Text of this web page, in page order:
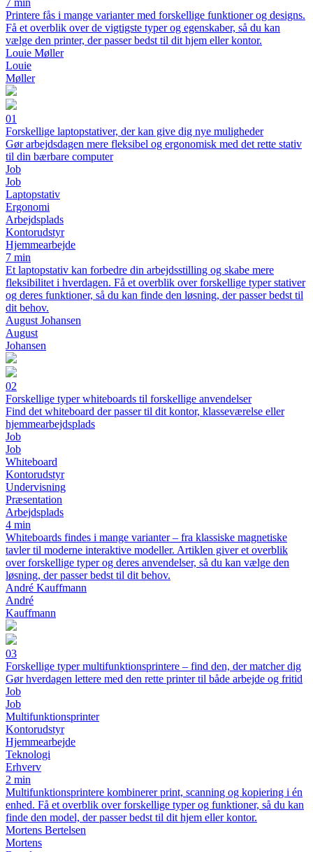
7 min
Printere fås i mange varianter med forskellige funktioner og designs.
Få et overblik over de vigtigste typer og egenskaber, så du kan
vælge den printer, der passer bedst til dit hjem eller kontor.
Louie Møller
Louie
Møller
01
Forskellige laptopstativer, der kan give dig nye muligheder
Gør arbejdsdagen mere fleksibel og ergonomisk med det rette stativ
til din bærbare computer
Job
Job
Laptopstativ
Ergonomi
Arbejdsplads
Kontorudstyr
Hjemmearbejde
7 min
Et laptopstativ kan forbedre din arbejdsstilling og skabe mere
fleksibilitet i hverdagen. Få et overblik over forskellige typer stativer
og deres funktioner, så du kan finde den løsning, der passer bedst til
dit behov.
August Johansen
August
Johansen
02
Forskellige typer whiteboards til forskellige anvendelser
Find det whiteboard der passer til dit kontor, klasseværelse eller
hjemmearbejdsplads
Job
Job
Whiteboard
Kontorudstyr
Undervisning
Præsentation
Arbejdsplads
4 min
Whiteboards findes i mange varianter – fra klassiske magnetiske
tavler til moderne interaktive modeller. Artiklen giver et overblik
over forskellige typer og deres anvendelser, så du kan vælge den
løsning, der passer bedst til dit behov.
André Kauffmann
André
Kauffmann
03
Forskellige typer multifunktionsprintere – find den, der matcher dig
Gør hverdagen lettere med den rette printer til både arbejde og fritid
Job
Job
Multifunktionsprinter
Kontorudstyr
Hjemmearbejde
Teknologi
Erhverv
2 min
Multifunktionsprintere kombinerer print, scanning og kopiering i én
enhed. Få et overblik over forskellige typer og funktioner, så du kan
finde den model, der passer bedst til dit hjem eller kontor.
Mortens Bertelsen
Mortens